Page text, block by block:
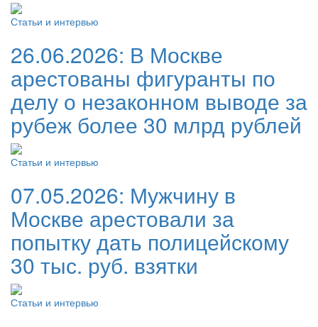
Статьи и интервью
26.06.2026: В Москве
арестованы фигуранты по
делу о незаконном выводе за
рубеж более 30 млрд рублей
Статьи и интервью
07.05.2026: Мужчину в
Москве арестовали за
попытку дать полицейскому
30 тыс. руб. взятки
Статьи и интервью